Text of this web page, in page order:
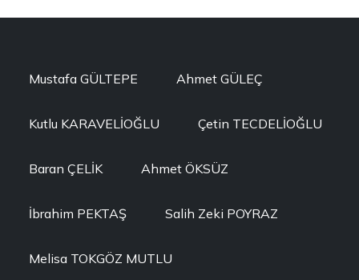
Mustafa GÜLTEPE Ahmet GÜLEÇ
Kutlu KARAVELİOĞLU Çetin TECDELİOĞLU
Baran ÇELİK Ahmet ÖKSÜZ
İbrahim PEKTAŞ Salih Zeki POYRAZ
Melisa TOKGÖZ MUTLU